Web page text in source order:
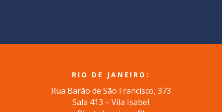
RIO DE JANEIRO:
Rua Barão de São Francisco, 373
Sala 413 – Vila Isabel